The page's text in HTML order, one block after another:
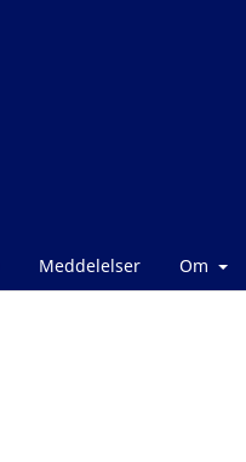
Meddelelser Om